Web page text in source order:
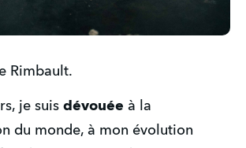
Rimbault.
je suis dévouée à la
du monde, à mon évolution